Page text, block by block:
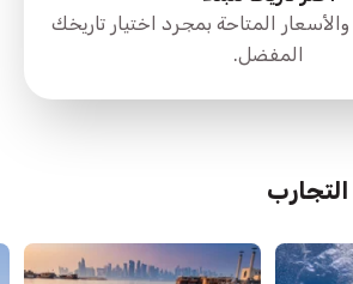
المتاحة بمجرد اختيار تاريخك
المفضل.